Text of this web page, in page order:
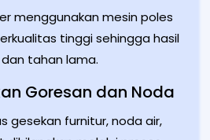
menggunakan mesin poles
tinggi sehingga hasil
tahan lama.
Goresan dan Noda
gesekan furnitur, noda air,